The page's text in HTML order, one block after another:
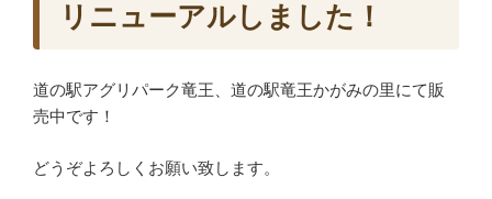
リニューアルしました！
道の駅アグリパーク竜王、道の駅竜王かがみの里にて販
売中です！
どうぞよろしくお願い致します。